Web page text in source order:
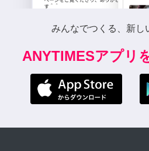
みんなでつくる、新し
ANYTIMESアプリ